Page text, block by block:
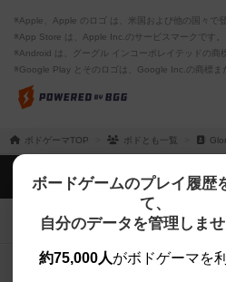
※Apple、Apple のロゴ は、米国および他の国々で
※App Store は、Apple Inc.のサービスマークです。
※Android は、グーグル インコーポレイテッドの商
※Google Play とそのロゴは、Google Inc.の商標ま
ボドゲーマTOP ボドとも一覧
ボードゲームのプレイ履歴
て、
自分のデータを管理しま
約75,000人がボドゲーマを
ボドゲーマTOP
ボードゲームを検索する
ボードゲームの新着レビュー